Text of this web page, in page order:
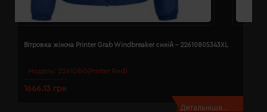
Модель: 2261080(Printer Red)
Вітровка жіноча Printer Grab Windbreaker синій - 22610805343XL
1666.13 грн
Детальніше...